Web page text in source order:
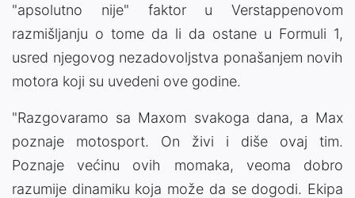
"apsolutno nije" faktor u Verstappenovom
razmišljanju o tome da li da ostane u Formuli 1,
usred njegovog nezadovoljstva ponašanjem novih
motora koji su uvedeni ove godine.
"Razgovaramo sa Maxom svakoga dana, a Max
poznaje motosport. On živi i diše ovaj tim.
Poznaje većinu ovih momaka, veoma dobro
razumije dinamiku koja može da se dogodi. Ekipa